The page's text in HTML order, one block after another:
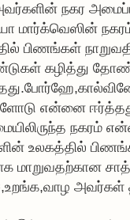
நகர
மார்க்வெஸின்
பிணங்கள்
கழித்து தோண்டி
என்னை
நகரம்
உலகத்தில்
மாறுவதற்கான
அவர்கள்